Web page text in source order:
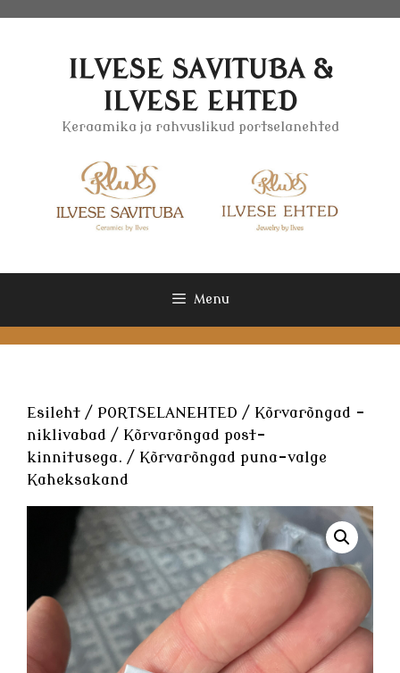
ILVESE SAVITUBA &
ILVESE EHTED
Keraamika ja rahvuslikud portselanehted
Menu
Esileht / PORTSELANEHTED / Kõrvarõngad -
niklivabad / Kõrvarõngad post-
kinnitusega. / Kõrvarõngad puna-valge
Kaheksakand